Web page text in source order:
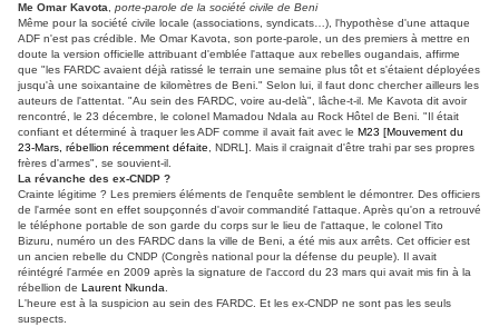
Me Omar Kavota, porte-parole de la société civile de Beni
Même pour la société civile locale (associations, syndicats…), l'hypothèse d'une attaque
ADF n'est pas crédible. Me Omar Kavota, son porte-parole, un des premiers à mettre en
doute la version officielle attribuant d'emblée l'attaque aux rebelles ougandais, affirme
que "les FARDC avaient déjà ratissé le terrain une semaine plus tôt et s'étaient déployées
jusqu'à une soixantaine de kilomètres de Beni." Selon lui, il faut donc chercher ailleurs les
auteurs de l'attentat. "Au sein des FARDC, voire au-delà", lâche-t-il. Me Kavota dit avoir
rencontré, le 23 décembre, le colonel Mamadou Ndala au Rock Hôtel de Beni. "Il était
confiant et déterminé à traquer les ADF comme il avait fait avec le M23 [Mouvement du
23-Mars, rébellion récemment défaite, NDRL]. Mais il craignait d'être trahi par ses propres
frères d'armes", se souvient-il.
La révanche des ex-CNDP ?
Crainte légitime ? Les premiers éléments de l'enquête semblent le démontrer. Des officiers
de l'armée sont en effet soupçonnés d'avoir commandité l'attaque. Après qu'on a retrouvé
le téléphone portable de son garde du corps sur le lieu de l'attaque, le colonel Tito
Bizuru, numéro un des FARDC dans la ville de Beni, a été mis aux arrêts. Cet officier est
un ancien rebelle du CNDP (Congrès national pour la défense du peuple). Il avait
réintégré l'armée en 2009 après la signature de l'accord du 23 mars qui avait mis fin à la
rébellion de Laurent Nkunda.
L'heure est à la suspicion au sein des FARDC. Et les ex-CNDP ne sont pas les seuls
suspects.